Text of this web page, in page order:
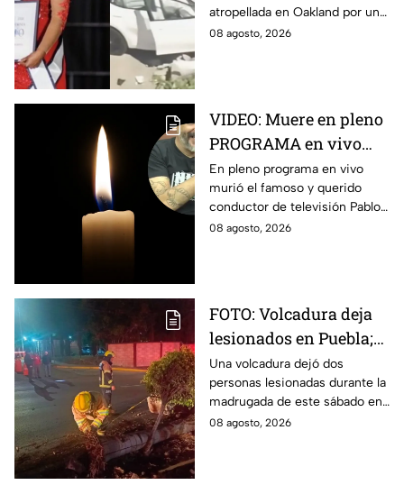
atropellan a una joven
en California
atropellada en Oakland por un
automóvil que, de acuerdo con
08 agosto, 2026
VIDEO: Muere en pleno
PROGRAMA en vivo
famoso conductor de
televisión a los 49 años
En pleno programa en vivo
murió el famoso y querido
conductor de televisión Pablo
Balario, a los 49 años de edad.
08 agosto, 2026
FOTO: Volcadura deja
lesionados en Puebla;
así quedó el vehículo
destrozado
Una volcadura dejó dos
personas lesionadas durante la
madrugada de este sábado en
la ciudad de Puebla, luego de
08 agosto, 2026